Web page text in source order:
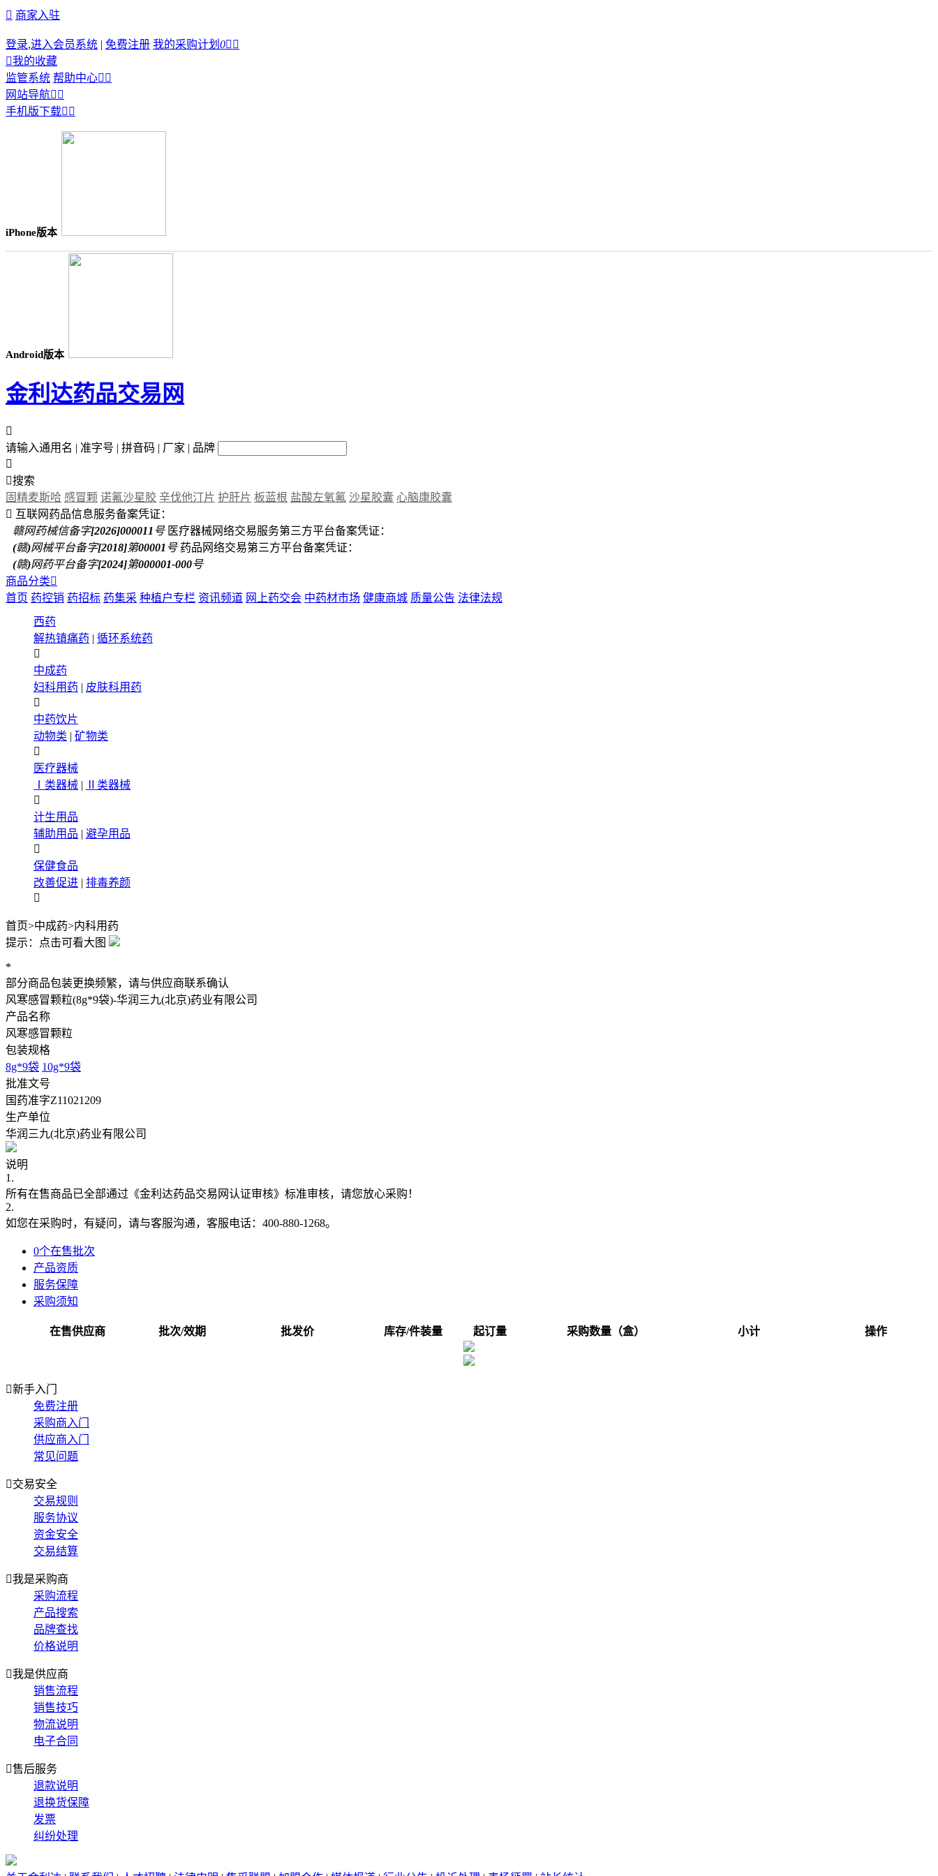
 商家入驻
登录,进入会员系统 | 免费注册 我的采购计划 0 
我的收藏
监管系统 帮助中心 
网站导航 
手机版下载 
iPhone版本
Android版本
金利达药品交易网

请输入通用名 | 准字号 | 拼音码 | 厂家 | 品牌

搜索
固精麦斯哈 感冒颗 诺氟沙星胶 辛伐他汀片 护肝片 板蓝根 盐酸左氧氟 沙星胶囊 心脑康胶囊
 互联网药品信息服务备案凭证：
赣网药械信备字[2026]000011号 医疗器械网络交易服务第三方平台备案凭证：
(赣)网械平台备字[2018]第00001号 药品网络交易第三方平台备案凭证：
(赣)网药平台备字[2024]第000001-000号
商品分类
首页 药控销 药招标 药集采 种植户专栏 资讯频道 网上药交会 中药材市场 健康商城 质量公告 法律法规
西药
解热镇痛药 | 循环系统药

中成药
妇科用药 | 皮肤科用药

中药饮片
动物类 | 矿物类

医疗器械
Ⅰ类器械 |
Ⅱ类器械

计生用品
辅助用品 | 避孕用品

保健食品
改善促进 | 排毒养颜

首页>中成药>内科用药
提示：点击可看大图
*
部分商品包装更换频繁，请与供应商联系确认
风寒感冒颗粒(8g*9袋)-华润三九(北京)药业有限公司
产品名称
风寒感冒颗粒
包装规格
8g*9袋 10g*9袋
批准文号
国药准字Z11021209
生产单位
华润三九(北京)药业有限公司
说明
1.
所有在售商品已全部通过《金利达药品交易网认证审核》标准审核，请您放心采购！
2.
如您在采购时，有疑问，请与客服沟通，客服电话：400-880-1268。
0个在售批次
产品资质
服务保障
采购须知
在售供应商 批次/效期 批发价 库存/件装量 起订量 采购数量（盒） 小计 操作
新手入门
免费注册
采购商入门
供应商入门
常见问题
交易安全
交易规则
服务协议
资金安全
交易结算
我是采购商
采购流程
产品搜索
品牌查找
价格说明
我是供应商
销售流程
销售技巧
物流说明
电子合同
售后服务
退款说明
退换货保障
发票
纠纷处理